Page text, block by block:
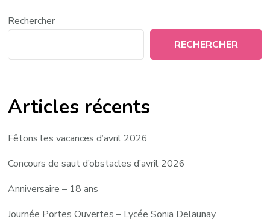
Rechercher
RECHERCHER
Articles récents
Fêtons les vacances d’avril 2026
Concours de saut d’obstacles d’avril 2026
Anniversaire – 18 ans
Journée Portes Ouvertes – Lycée Sonia Delaunay